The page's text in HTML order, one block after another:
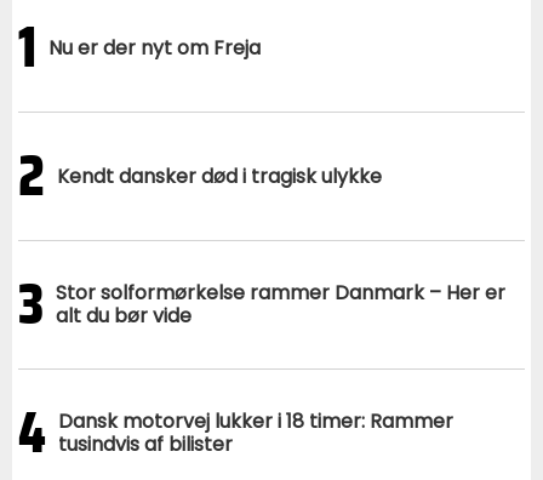
1 Nu er der nyt om Freja
2 Kendt dansker død i tragisk ulykke
3 Stor solformørkelse rammer Danmark – Her er
alt du bør vide
4 Dansk motorvej lukker i 18 timer: Rammer
tusindvis af bilister